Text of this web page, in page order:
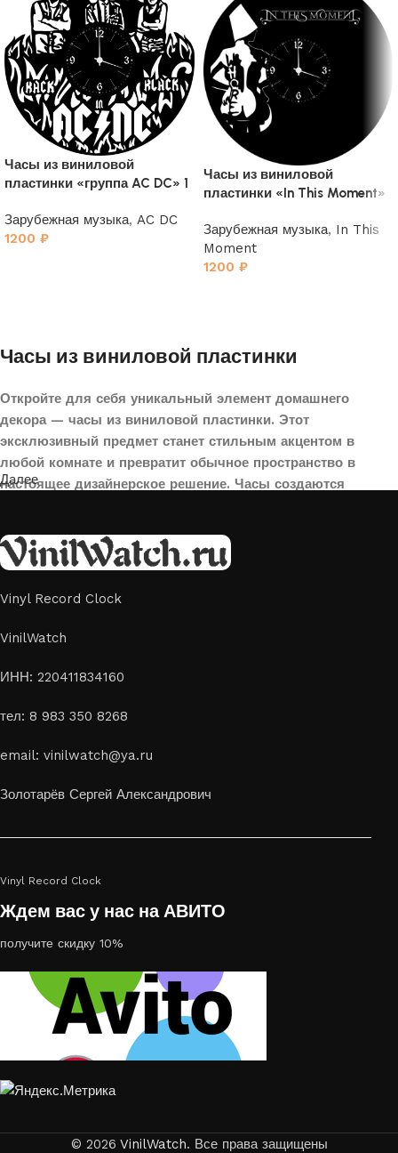
Часы из виниловой
пластинки «группа AC DC» 1
Зарубежная музыка, AC DC
1200 ₽
Часы из виниловой
пластинки «In This Moment»
Зарубежная музыка, In This
Moment
1200 ₽
Часы из виниловой пластинки
Откройте для себя уникальный элемент домашнего
декора — часы из виниловой пластинки. Этот
эксклюзивный предмет станет стильным акцентом в
любой комнате и превратит обычное пространство в
настоящее дизайнерское решение. Часы создаются
аксессуар идеально подойдет для гостиной, спальни,
офиса или даже для оформления кафе, студии или
творческого пространства.
Картины на стекле и дереве
Лазерная гравировка на стекле или дереве, оригинальный
или украсить свой дом
украсить пространство, лазерная гравировка фото по дереву
Далее
Vinyl Record Clock
VinilWatch
ИНН: 220411834160
тел: 8 983 350 8268
email: vinilwatch@ya.ru
Золотарёв Сергей Александрович
Vinyl Record Clock
Ждем вас у нас на АВИТО
получите скидку 10%
© 2026 VinilWatch. Все права защищены